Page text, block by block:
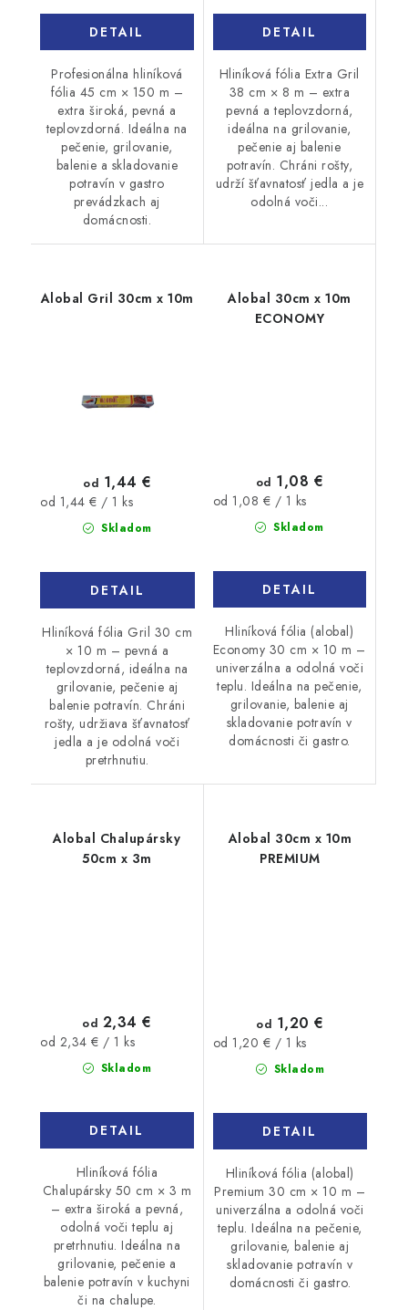
DETAIL
Profesionálna hliníková
fólia 45 cm × 150 m –
extra široká, pevná a
teplovzdorná. Ideálna na
pečenie, grilovanie,
balenie a skladovanie
potravín v gastro
prevádzkach aj
domácnosti.
DETAIL
Hliníková fólia Extra Gril
38 cm × 8 m – extra
pevná a teplovzdorná,
ideálna na grilovanie,
pečenie aj balenie
potravín. Chráni rošty,
udrží šťavnatosť jedla a je
odolná voči...
Alobal Gril 30cm x 10m
Skladom
od 1,44 €
Jednotková
od 1,44 € / 1 ks
DETAIL
Hliníková fólia Gril 30 cm
× 10 m – pevná a
teplovzdorná, ideálna na
grilovanie, pečenie aj
balenie potravín. Chráni
rošty, udržiava šťavnatosť
jedla a je odolná voči
pretrhnutiu.
Alobal 30cm x 10m
ECONOMY
Skladom
od 1,08 €
Jednotková
od 1,08 € / 1 ks
DETAIL
Hliníková fólia (alobal)
Economy 30 cm × 10 m –
univerzálna a odolná voči
teplu. Ideálna na pečenie,
grilovanie, balenie aj
skladovanie potravín v
domácnosti či gastro.
Alobal Chalupársky
50cm x 3m
Skladom
od 2,34 €
Jednotková
od 2,34 € / 1 ks
DETAIL
Hliníková fólia
Chalupársky 50 cm × 3 m
– extra široká a pevná,
odolná voči teplu aj
pretrhnutiu. Ideálna na
grilovanie, pečenie a
balenie potravín v kuchyni
či na chalupe.
Alobal 30cm x 10m
PREMIUM
Skladom
od 1,20 €
Jednotková
od 1,20 € / 1 ks
DETAIL
Hliníková fólia (alobal)
Premium 30 cm × 10 m –
univerzálna a odolná voči
teplu. Ideálna na pečenie,
grilovanie, balenie aj
skladovanie potravín v
domácnosti či gastro.